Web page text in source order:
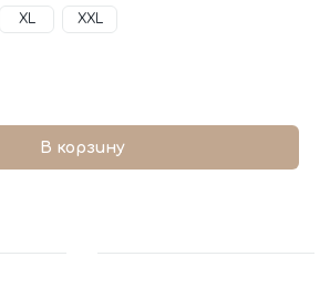
XL XXL
В корзину